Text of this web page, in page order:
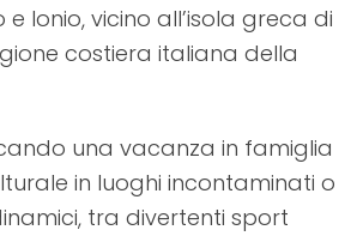
Ionio, vicino all’isola greca di
costiera italiana della
una vacanza in famiglia
in luoghi incontaminati o
tra divertenti sport